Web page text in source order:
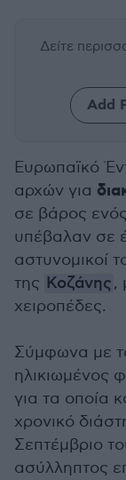
Δείτε
Add
Ευρωπαϊκό
αρχών για
σε βάρος
υπέβαλαν σε
αστυνομικοί
της Κοζάνης,
χειροπέδες.
Σύμφωνα με
ηλικιωμένος
για τα οποία
χρονικό
Σεπτέμβριο
ασύλληπτος